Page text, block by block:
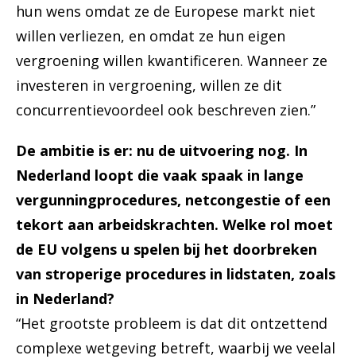
hun wens omdat ze de Europese markt niet
willen verliezen, en omdat ze hun eigen
vergroening willen kwantificeren. Wanneer ze
investeren in vergroening, willen ze dit
concurrentievoordeel ook beschreven zien.”
De ambitie is er: nu de uitvoering nog. In
Nederland loopt die vaak spaak in lange
vergunningprocedures, netcongestie of een
tekort aan arbeidskrachten. Welke rol moet
de EU volgens u spelen bij het doorbreken
van stroperige procedures in lidstaten, zoals
in Nederland?
“Het grootste probleem is dat dit ontzettend
complexe wetgeving betreft, waarbij we veelal